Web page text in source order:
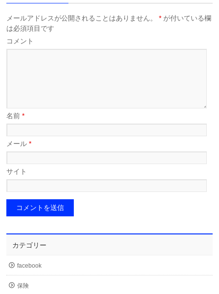
メールアドレスが公開されることはありません。 * が付いている欄
は必須項目です
コメント
名前*
メール*
サイト
カテゴリー
facebook
保険